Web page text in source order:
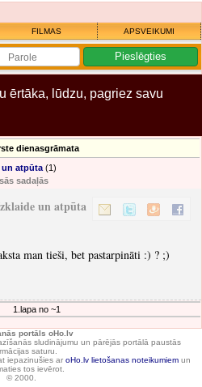
FILMAS APSVEIKUMI
ērtāka, lūdzu, pagriez savu
dienasgrāmata
un atpūta (1)
sadaļās
un atpūta
man tieši, bet pastarpināti :) ? ;)
1.lapa no ~1
portāls oHo.lv
sludinājumu un pārējās portālā paustās
saturu.
iepazinušies ar oHo.lv lietošanas noteikumiemun
tos ievērot.
© 2000.